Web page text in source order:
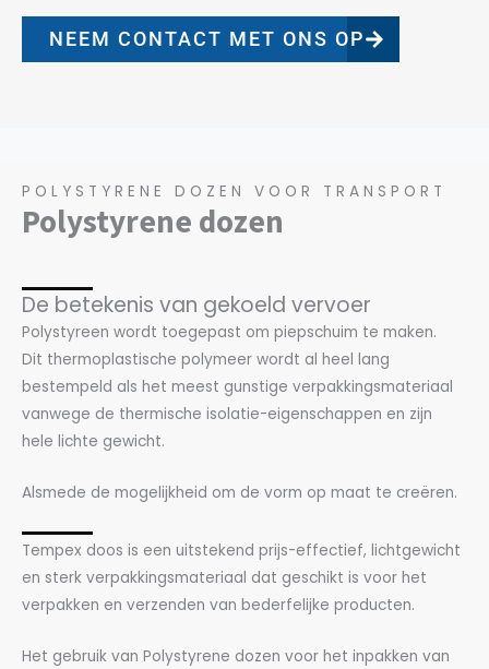
NEEM CONTACT MET ONS OP
POLYSTYRENE DOZEN VOOR TRANSPORT
Polystyrene dozen
De betekenis van gekoeld vervoer
Polystyreen wordt toegepast om piepschuim te maken.
Dit thermoplastische polymeer wordt al heel lang
bestempeld als het meest gunstige verpakkingsmateriaal
vanwege de thermische isolatie-eigenschappen en zijn
hele lichte gewicht.
Alsmede de mogelijkheid om de vorm op maat te creëren.
Tempex doos is een uitstekend prijs-effectief, lichtgewicht
en sterk verpakkingsmateriaal dat geschikt is voor het
verpakken en verzenden van bederfelijke producten.
Het gebruik van Polystyrene dozen voor het inpakken van